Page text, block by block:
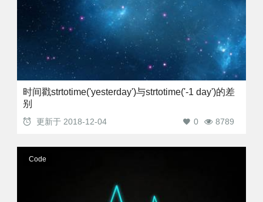
时间戳strtotime('yesterday')与strtotime('-1 day')的差
别
更新于 2018-12-04 8789
0
Code